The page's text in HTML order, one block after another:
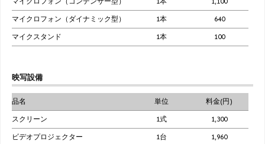
マイクロフォン（ダイナミック型） 1本 640
マイクスタンド 1本 100
映写設備
品名 単位 料金(円)
スクリーン 1式 1,300
ビデオプロジェクター 1台 1,960